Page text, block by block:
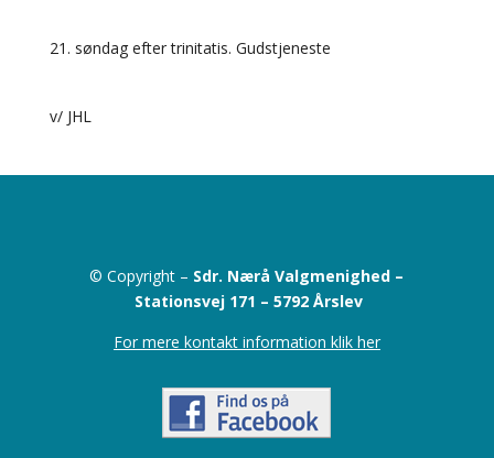
21. søndag efter trinitatis. Gudstjeneste
v/ JHL
© Copyright – Sdr. Nærå Valgmenighed –
Stationsvej 171 –5792 Årslev
For mere kontakt information klik her